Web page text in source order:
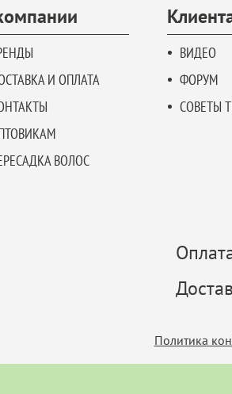
И ОПЛАТА
ВОЛОС
ВИДЕО
ФОРУМ
СОВЕТЫ
Политика